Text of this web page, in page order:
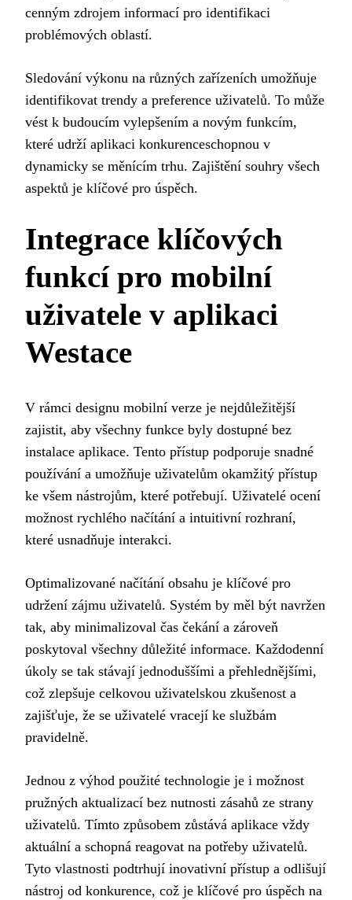
cenným zdrojem informací pro identifikaci
problémových oblastí.
Sledování výkonu na různých zařízeních umožňuje
identifikovat trendy a preference uživatelů. To může
vést k budoucím vylepšením a novým funkcím,
které udrží aplikaci konkurenceschopnou v
dynamicky se měnícím trhu. Zajištění souhry všech
aspektů je klíčové pro úspěch.
Integrace klíčových
funkcí pro mobilní
uživatele v aplikaci
Westace
V rámci designu mobilní verze je nejdůležitější
zajistit, aby všechny funkce byly dostupné bez
instalace aplikace. Tento přístup podporuje snadné
používání a umožňuje uživatelům okamžitý přístup
ke všem nástrojům, které potřebují. Uživatelé ocení
možnost rychlého načítání a intuitivní rozhraní,
které usnadňuje interakci.
Optimalizované načítání obsahu je klíčové pro
udržení zájmu uživatelů. Systém by měl být navržen
tak, aby minimalizoval čas čekání a zároveň
poskytoval všechny důležité informace. Každodenní
úkoly se tak stávají jednoduššími a přehlednějšími,
což zlepšuje celkovou uživatelskou zkušenost a
zajišťuje, že se uživatelé vracejí ke službám
pravidelně.
Jednou z výhod použité technologie je i možnost
pružných aktualizací bez nutnosti zásahů ze strany
uživatelů. Tímto způsobem zůstává aplikace vždy
aktuální a schopná reagovat na potřeby uživatelů.
Tyto vlastnosti podtrhují inovativní přístup a odlišují
nástroj od konkurence, což je klíčové pro úspěch na